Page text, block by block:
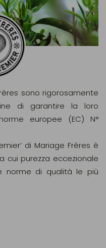
sono rigorosamente
di garantire la loro
europee (EC) N°
di Mariage Frères è
cui purezza eccezionale
norme di qualità le più